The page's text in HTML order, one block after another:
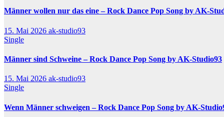
Männer wollen nur das eine – Rock Dance Pop Song by AK-
15. Mai 2026 ak-studio93
Single
Männer sind Schweine – Rock Dance Pop Song by AK-Studio93
15. Mai 2026 ak-studio93
Single
Wenn Männer schweigen – Rock Dance Pop Song by AK-